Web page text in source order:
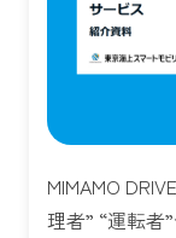
MIMAMO
理者” “運転者